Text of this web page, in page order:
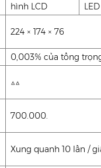
hình LCD
224 × 174 × 76
0,003% của tổng
△△
700.000.
Xung quanh 10 lần /